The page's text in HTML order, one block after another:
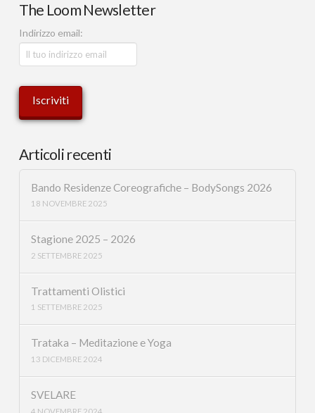
The Loom Newsletter
Indirizzo email:
Articoli recenti
Bando Residenze Coreografiche – BodySongs 2026
18 NOVEMBRE 2025
Stagione 2025 – 2026
2 SETTEMBRE 2025
Trattamenti Olistici
1 SETTEMBRE 2025
Trataka – Meditazione e Yoga
13 DICEMBRE 2024
SVELARE
4 NOVEMBRE 2024